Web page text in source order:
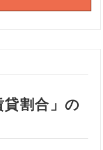
割合」の